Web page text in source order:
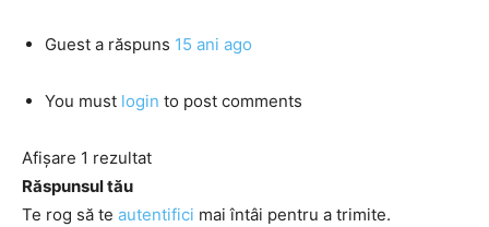
Guest a răspuns 15 ani ago
You must login to post comments
Afișare 1 rezultat
Răspunsul tău
Te rog să te autentifici mai întâi pentru a trimite.